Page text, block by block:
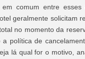
comum entre
geralmente solicitam
no momento da
política de
lá qual for o motivo,